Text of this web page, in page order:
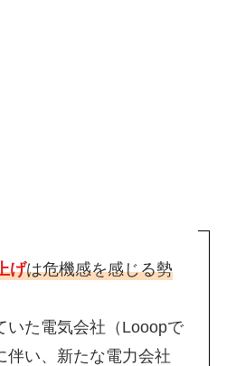
げは危機感を感じる勢
いた電気会社（Looopで
伴い、新たな電力会社